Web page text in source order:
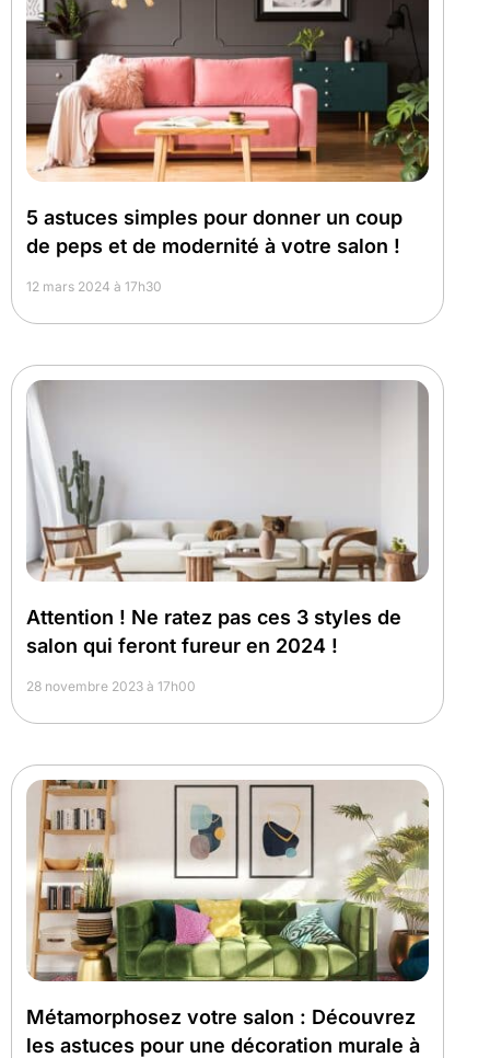
5 astuces simples pour donner un coup
de peps et de modernité à votre salon !
12 mars 2024 à 17h30
Attention ! Ne ratez pas ces 3 styles de
salon qui feront fureur en 2024 !
28 novembre 2023 à 17h00
Métamorphosez votre salon : Découvrez
les astuces pour une décoration murale à